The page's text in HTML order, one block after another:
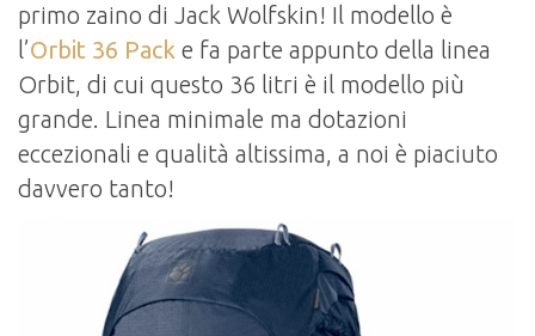
primo zaino di Jack Wolfskin! Il modello è
l’Orbit 36 Pack e fa parte appunto della linea
Orbit, di cui questo 36 litri è il modello più
grande. Linea minimale ma dotazioni
eccezionali e qualità altissima, a noi è piaciuto
davvero tanto!